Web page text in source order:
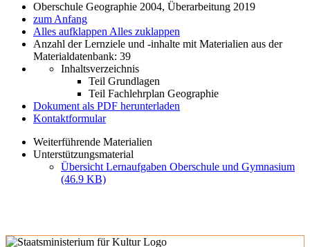
Oberschule Geographie 2004, Überarbeitung 2019
zum Anfang
Alles aufklappen Alles zuklappen
Anzahl der Lernziele und -inhalte mit Materialien aus der
Materialdatenbank: 39
Inhaltsverzeichnis
Teil Grundlagen
Teil Fachlehrplan Geographie
Dokument als PDF herunterladen
Kontaktformular
Weiterführende Materialien
Unterstützungsmaterial
Übersicht Lernaufgaben Oberschule und Gymnasium
(46.9 KB)